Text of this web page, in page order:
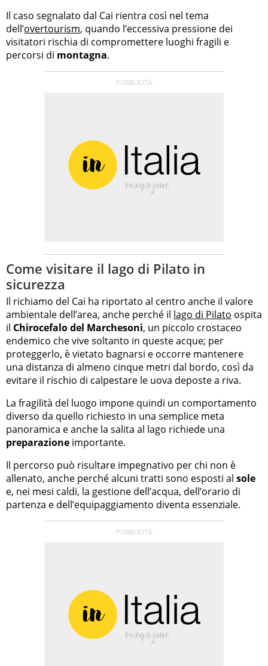
Il caso segnalato dal Cai rientra così nel tema
dell’overtourism, quando l’eccessiva pressione dei
visitatori rischia di compromettere luoghi fragili e
percorsi di montagna.
Come visitare il lago di Pilato in
sicurezza
Il richiamo del Cai ha riportato al centro anche il valore
ambientale dell’area, anche perché il lago di Pilato ospita
il Chirocefalo del Marchesoni, un piccolo crostaceo
endemico che vive soltanto in queste acque; per
proteggerlo, è vietato bagnarsi e occorre mantenere
una distanza di almeno cinque metri dal bordo, così da
evitare il rischio di calpestare le uova deposte a riva.
La fragilità del luogo impone quindi un comportamento
diverso da quello richiesto in una semplice meta
panoramica e anche la salita al lago richiede una
preparazione importante.
Il percorso può risultare impegnativo per chi non è
allenato, anche perché alcuni tratti sono esposti al sole
e, nei mesi caldi, la gestione dell’acqua, dell’orario di
partenza e dell’equipaggiamento diventa essenziale.